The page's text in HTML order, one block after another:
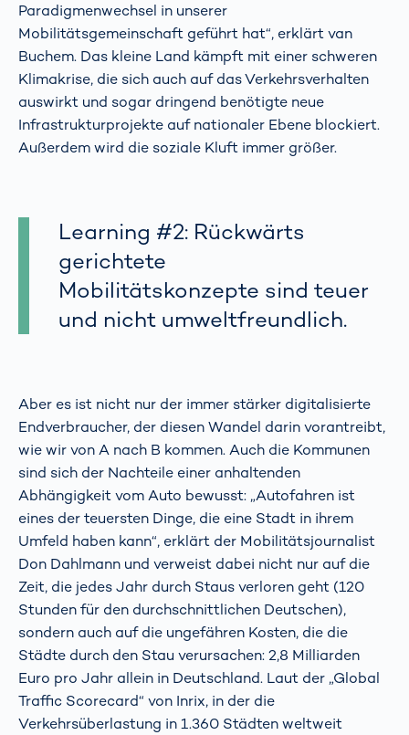
Paradigmenwechsel in unserer
Mobilitätsgemeinschaft geführt hat“, erklärt van
Buchem. Das kleine Land kämpft mit einer schweren
Klimakrise, die sich auch auf das Verkehrsverhalten
auswirkt und sogar dringend benötigte neue
Infrastrukturprojekte auf nationaler Ebene blockiert.
Außerdem wird die soziale Kluft immer größer.
Learning #2: Rückwärts
gerichtete
Mobilitätskonzepte sind teuer
und nicht umweltfreundlich.
Aber es ist nicht nur der immer stärker digitalisierte
Endverbraucher, der diesen Wandel darin vorantreibt,
wie wir von A nach B kommen. Auch die Kommunen
sind sich der Nachteile einer anhaltenden
Abhängigkeit vom Auto bewusst: „Autofahren ist
eines der teuersten Dinge, die eine Stadt in ihrem
Umfeld haben kann“, erklärt der Mobilitätsjournalist
Don Dahlmann und verweist dabei nicht nur auf die
Zeit, die jedes Jahr durch Staus verloren geht (120
Stunden für den durchschnittlichen Deutschen),
sondern auch auf die ungefähren Kosten, die die
Städte durch den Stau verursachen: 2,8 Milliarden
Euro pro Jahr allein in Deutschland. Laut der „Global
Traffic Scorecard“ von Inrix, in der die
Verkehrsüberlastung in 1.360 Städten weltweit